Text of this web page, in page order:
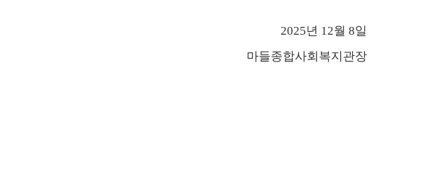
2025년 12월8일
마들종합사회복지관장